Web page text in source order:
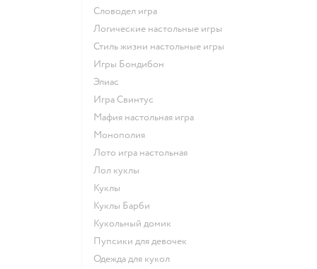
Словодел игра
Логические настольные игры
Стиль жизни настольные игры
Игры Бондибон
Элиас
Игра Свинтус
Мафия настольная игра
Монополия
Лото игра настольная
Лол куклы
Куклы
Куклы Барби
Кукольный домик
Пупсики для девочек
Одежда для кукол